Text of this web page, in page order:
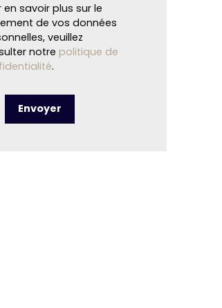
en savoir plus sur le
de vos données
veuillez
notre politique de
.
Envoyer